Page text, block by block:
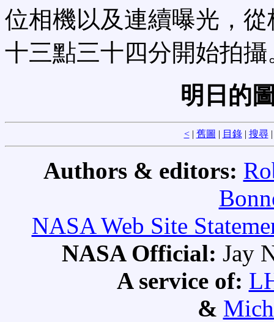
位相機以及連續曝光，
十三點三十四分開始拍攝
明日的
<| 舊圖 | 目錄| 搜尋
Authors & editors:
NASA Web Site
NASA Official: Jay
A service of:
&